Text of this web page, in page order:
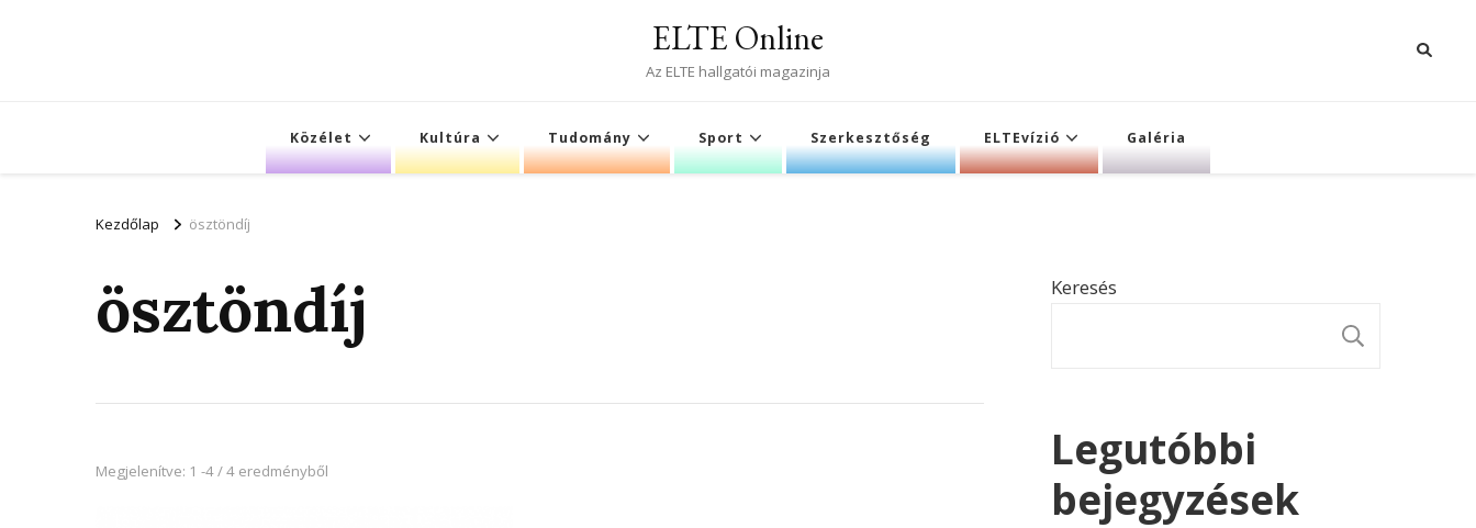
ELTE Online
Az ELTE hallgatói magazinja
Közélet Kultúra Tudomány Sport Szerkesztőség ELTEvízió Galéria
Kezdőlap ösztöndíj
ösztöndíj
Megjelenítve: 1 -4 / 4 eredményből
Keresés
Legutóbbi
bejegyzések